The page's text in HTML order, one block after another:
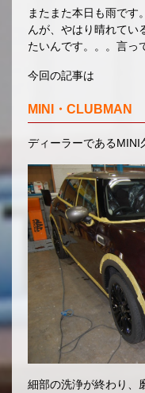
またまた本日も雨です
んが、やはり晴れてい
たいんです。。。言っ
今回の記事は
MINI・CLUBMAN
ディーラーであるMINI
細部の洗浄が終わり、